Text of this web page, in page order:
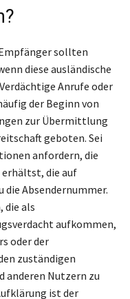
sollten
diese ausländische
Anrufe oder
der Beginn von
zur Übermittlung
geboten. Sei
anfordern, die
erhältst, die auf
Absendernummer.
die als
aufkommen,
oder der
zuständigen
anderen Nutzern zu
ist der